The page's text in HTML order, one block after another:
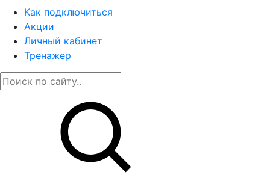
Как подключиться
Акции
Личный кабинет
Тренажер